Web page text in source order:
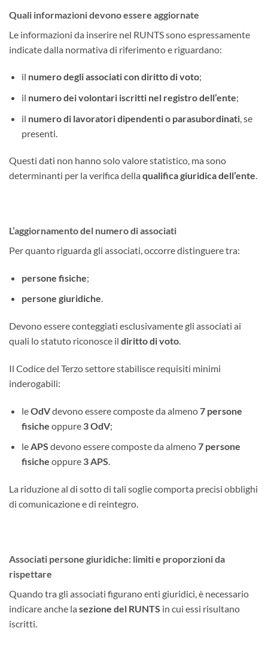
Quali informazioni devono essere aggiornate
Le informazioni da inserire nel RUNTS sono espressamente
indicate dalla normativa di riferimento e riguardano:
il numero degli associati con diritto di voto;
il numero dei volontari iscritti nel registro dell’ente;
il numero di lavoratori dipendenti o parasubordinati, se
presenti.
Questi dati non hanno solo valore statistico, ma sono
determinanti per la verifica della qualifica giuridica dell’ente.
L’aggiornamento del numero di associati
Per quanto riguarda gli associati, occorre distinguere tra:
persone fisiche;
persone giuridiche.
Devono essere conteggiati esclusivamente gli associati ai
quali lo statuto riconosce il diritto di voto.
Il Codice del Terzo settore stabilisce requisiti minimi
inderogabili:
leOdVdevono essere composte da almeno7 persone
fisiche oppure 3 OdV;
leAPS devono essere composte da almeno7 persone
fisiche oppure 3 APS.
La riduzione al di sotto di tali soglie comporta precisi obblighi
di comunicazione e di reintegro.
Associati persone giuridiche: limiti e proporzioni da
rispettare
Quando tra gli associati figurano enti giuridici, è necessario
indicare anche la sezione del RUNTS in cui essi risultano
iscritti.